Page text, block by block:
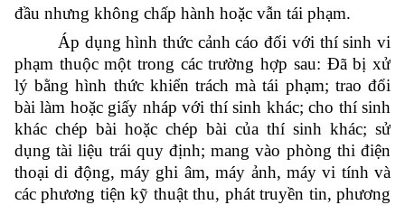
đầu nhưng không chấp hành hoặc vẫn tái phạm.
Áp dụng hình thức cảnh cáo đối với thí sinh vi
phạm thuộc một trong các trường hợp sau: Đã bị xử
lý bằng hình thức khiển trách mà tái phạm; trao đổi
bài làm hoặc giấy nháp với thí sinh khác; cho thí sinh
khác chép bài hoặc chép bài của thí sinh khác; sử
dụng tài liệu trái quy định; mang vào phòng thi điện
thoại di động, máy ghi âm, máy ảnh, máy vi tính và
các phương tiện kỹ thuật thu, phát truyền tin, phương